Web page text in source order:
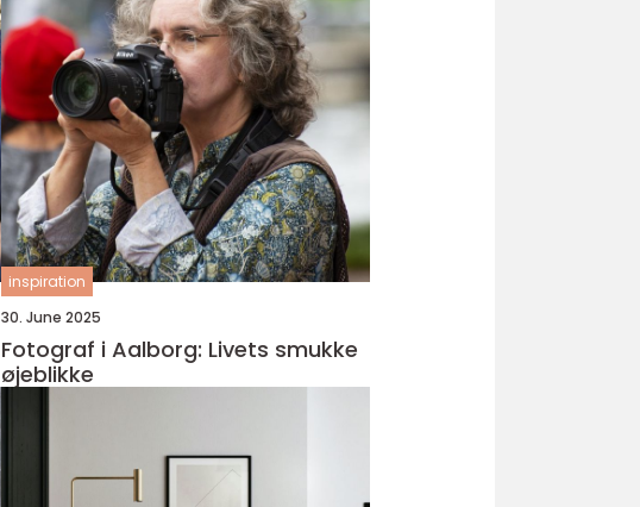
inspiration
30. June 2025
Fotograf i Aalborg: Livets smukke
øjeblikke